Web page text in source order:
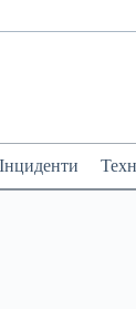
Інциденти